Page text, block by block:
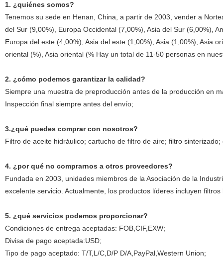
1. ¿quiénes somos?
Tenemos su sede en Henan, China, a partir de 2003, vender a
del Sur (9,00%), Europa Occidental (7,00%), Asia del Sur (6,00%),
Europa del este (4,00%), Asia del este (1,00%), Asia (1,00%), Asia
oriental (%), Asia oriental (% Hay un total de 11-50 personas en
2. ¿cómo podemos garantizar la calidad?
Siempre una muestra de preproducción antes de la producción en
Inspección final siempre antes del envío;
3.¿qué puedes comprar con nosotros?
Filtro de aceite hidráulico; cartucho de filtro de aire; filtro
4. ¿por qué no comprarnos a otros proveedores?
Fundada en 2003, unidades miembros de la Asociación de la
excelente servicio. Actualmente, los productos líderes incluyen
5. ¿qué servicios podemos proporcionar?
Condiciones de entrega aceptadas: FOB,CIF,EXW;
Divisa de pago aceptada:USD;
Tipo de pago aceptado: T/T,L/C,D/P D/A,PayPal,Western Union;